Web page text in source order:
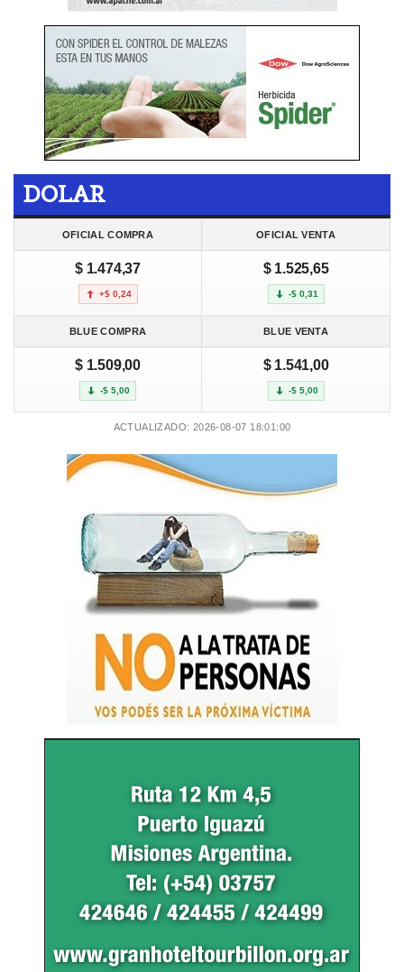
DOLAR
OFICIAL COMPRA OFICIAL VENTA
$ 1.474,37
+$ 0,24
$ 1.525,65
-$ 0,31
BLUE COMPRA BLUE VENTA
$ 1.509,00
-$ 5,00
$ 1.541,00
-$ 5,00
ACTUALIZADO: 2026-08-07 18:01:00